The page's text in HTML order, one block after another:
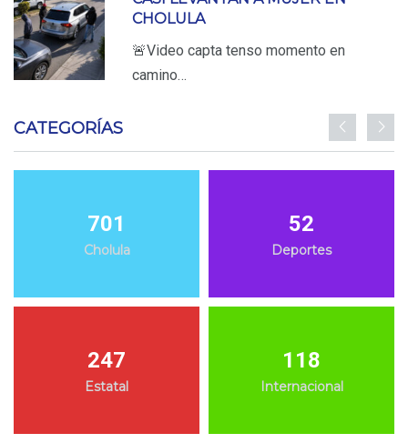
CHOLULA
🚨Video capta tenso momento en
camino…
CATEGORÍAS
701
Cholula
52
Deportes
247
Estatal
118
Internacional